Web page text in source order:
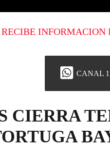
RECIBE
CANAL 1
CIERRA